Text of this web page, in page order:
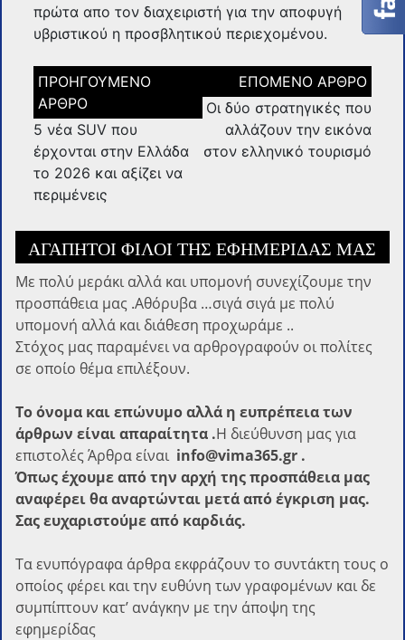
πρώτα απο τον διαχειριστή για την αποφυγή
υβριστικού η προσβλητικού περιεχομένου.
Πλοήγηση
άρθρων
5 νέα SUV που
έρχονται στην Ελλάδα
το 2026 και αξίζει να
περιμένεις
Οι δύο στρατηγικές που
αλλάζουν την εικόνα
στον ελληνικό τουρισμό
ΑΓΑΠΗΤΟΊ ΦΊΛΟΙ ΤΗΣ ΕΦΗΜΕΡΊΔΑΣ ΜΑΣ
Με πολύ μεράκι αλλά και υπομονή συνεχίζουμε την
προσπάθεια μας .Αθόρυβα …σιγά σιγά με πολύ
υπομονή αλλά και διάθεση προχωράμε ..
Στόχος μας παραμένει να αρθρογραφούν οι πολίτες
σε οποίο θέμα επιλέξουν.
Το όνομα και επώνυμο αλλά η ευπρέπεια των
άρθρων είναι απαραίτητα .Η διεύθυνση μας για
επιστολές Άρθρα είναι info@vima365.gr .
Όπως έχουμε από την αρχή της προσπάθεια μας
αναφέρει θα αναρτώνται μετά από έγκριση μας.
Σας ευχαριστούμε από καρδιάς.
Τα ενυπόγραφα άρθρα εκφράζουν το συντάκτη τους ο
οποίος φέρει και την ευθύνη των γραφομένων και δε
συμπίπτουν κατ’ ανάγκην με την άποψη της
εφημερίδας